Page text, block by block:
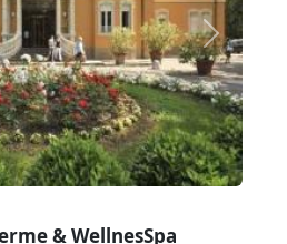
Weiter
& WellnesSpa